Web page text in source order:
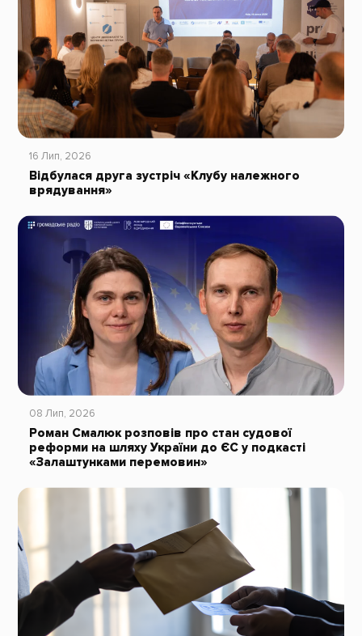
16 Лип, 2026
Відбулася друга зустріч «Клубу належного
врядування»
08 Лип, 2026
Роман Смалюк розповів про стан судової
реформи на шляху України до ЄС у подкасті
«Залаштунками перемовин»